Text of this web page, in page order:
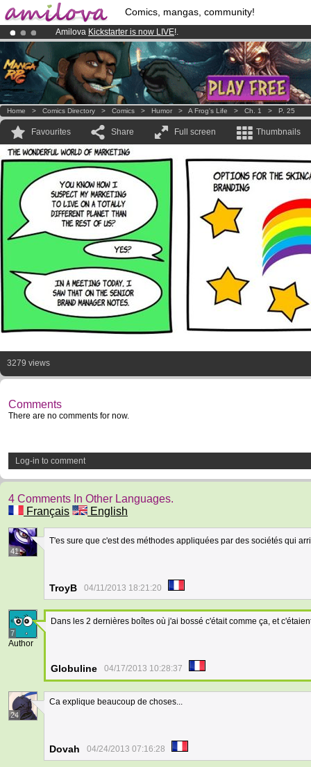
Comics, mangas, community!
Amilova Kickstarter is now LIVE!.
Premium membership from3.95 eurosper month !Get membership
Already 100000 membersand 1000 comics & mangas!.
Home > Comics Directory > Comics > Humor > A Frog's Life > Ch. 1 > P. 25
Favourites Share Full screen Thumbnails
3279 views
Comments
There are no comments for now.
Log-in to comment
4 Comments In Other Languages.
Français
English
41
T'es sure que c'est des méthodes appliquées par des sociétés qui
TroyB 04/11/2013 18:21:20
7
Author
Dans les 2 dernières boîtes où j'ai bossé c'était comme ça, et
Globuline 04/17/2013 10:28:37
24
Ca explique beaucoup de choses...
Dovah 04/24/2013 07:16:28